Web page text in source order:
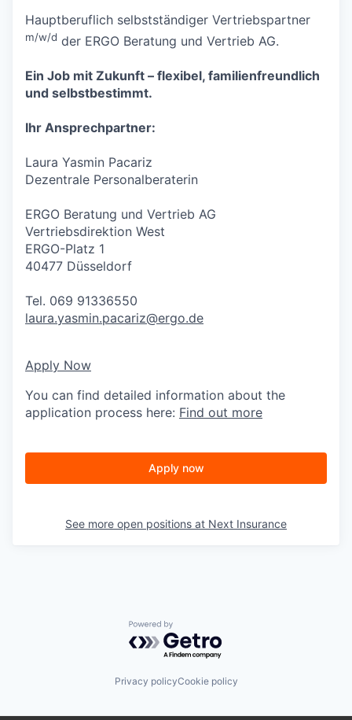
Hauptberuflich selbstständiger Vertriebspartner
m/w/d der ERGO Beratung und Vertrieb AG.
Ein Job mit Zukunft – flexibel, familienfreundlich
und selbstbestimmt.
Ihr Ansprechpartner:
Laura Yasmin Pacariz
Dezentrale Personalberaterin
ERGO Beratung und Vertrieb AG
Vertriebsdirektion West
ERGO-Platz 1
40477 Düsseldorf
Tel. 069 91336550
laura.yasmin.pacariz@ergo.de
Apply Now
You can find detailed information about the
application process here: Find out more
Apply now
See more open positions at Next Insurance
Powered by Getro.com
Privacy policyCookie policy